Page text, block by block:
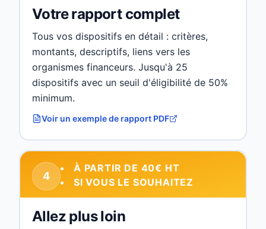
Votre rapport complet
Tous vos dispositifs en détail : critères,
montants, descriptifs, liens vers les
organismes financeurs. Jusqu'à 25
dispositifs avec un seuil d'éligibilité de 50%
minimum.
Voir un exemple de rapport PDF
4
À PARTIR DE 40€ HT
SI VOUS LE SOUHAITEZ
Allez plus loin